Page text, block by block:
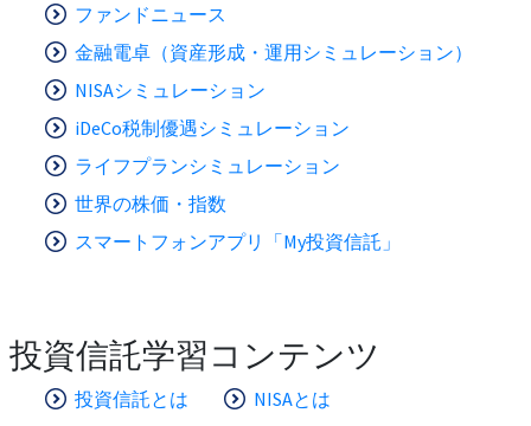
ファンドニュース
金融電卓（資産形成・運用シミュレーション）
NISAシミュレーション
iDeCo税制優遇シミュレーション
ライフプランシミュレーション
世界の株価・指数
スマートフォンアプリ「My投資信託」
投資信託学習コンテンツ
投資信託とは NISAとは